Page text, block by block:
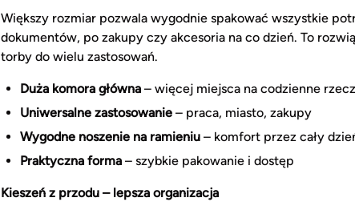
Większy rozmiar pozwala wygodnie spakować wszystkie
dokumentów, po zakupy czy akcesoria na co dzień. To
torby do wielu zastosowań.
Duża komora główna – więcej miejsca na codzienne
Uniwersalne zastosowanie – praca, miasto, zakupy
Wygodne noszenie na ramieniu – komfort przez cały
Praktyczna forma – szybkie pakowanie i dostęp
Kieszeń z przodu – lepsza organizacja